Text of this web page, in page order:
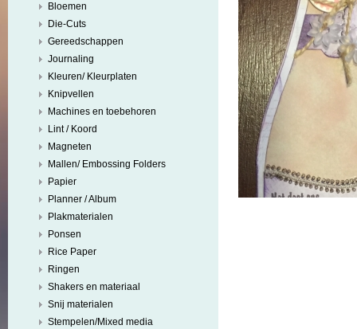
Bloemen
Die-Cuts
Gereedschappen
Journaling
Kleuren/ Kleurplaten
Knipvellen
Machines en toebehoren
Lint / Koord
Magneten
Mallen/ Embossing Folders
Papier
Planner / Album
Plakmaterialen
Ponsen
Rice Paper
Ringen
Shakers en materiaal
Snij materialen
Stempelen/Mixed media